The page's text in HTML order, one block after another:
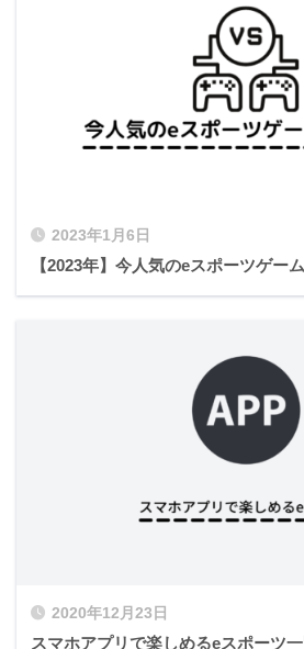
2023年1月6日
【2023年】今人気のeスポーツゲー
2020年12月23日
スマホアプリで楽しめるeスポーツ